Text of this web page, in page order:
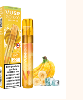
Vuse
Go
PEN
1000
Banana
Ice
(Plátano)